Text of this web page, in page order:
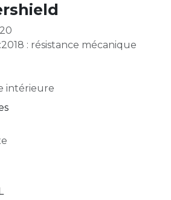
: résistance mécanique
intérieure